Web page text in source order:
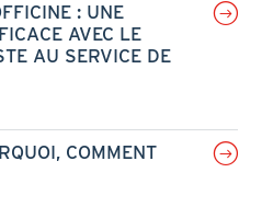
: UNE
AVEC LE
AU SERVICE DE
COMMENT